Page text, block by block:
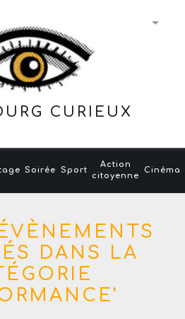
CURIEUX
Soirée Sport
Action
citoyenne
Cinéma
DANS LA